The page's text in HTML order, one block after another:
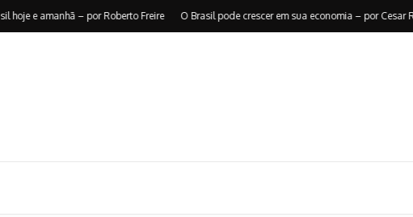
amanhã – por Roberto Freire O Brasil pode crescer em sua economia – por Cesar Romão